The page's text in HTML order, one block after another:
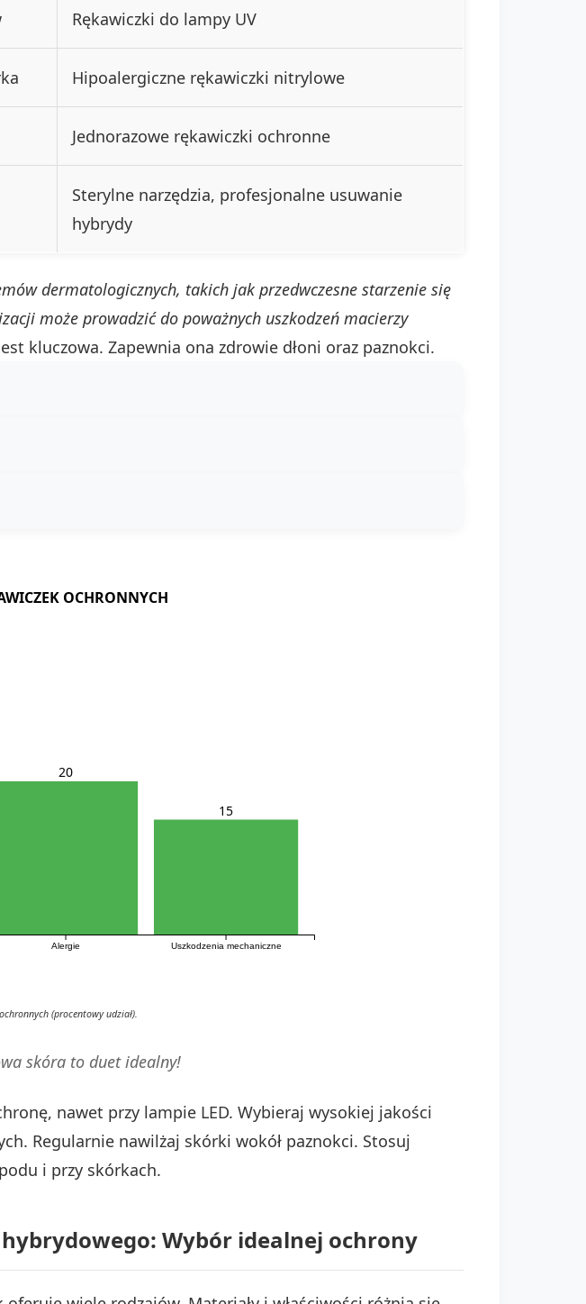
Rękawiczki do lampy UV
Hipoalergiczne rękawiczki nitrylowe
Jednorazowe rękawiczki ochronne
Sterylne narzędzia, profesjonalne usuwanie
hybrydy
dermatologicznych, takich jak przedwczesne starzenie się
może prowadzić do poważnych uszkodzeń macierzy
kluczowa. Zapewnia ona zdrowie dłoni oraz paznokci.
OCHRONNYCH
Alergie Uszkodzenia mechaniczne
20
15
(procentowy udział).
skóra to duet idealny!
nawet przy lampie LED. Wybieraj wysokiej jakości
Regularnie nawilżaj skórki wokół paznokci. Stosuj
i przy skórkach.
Wybór idealnej ochrony